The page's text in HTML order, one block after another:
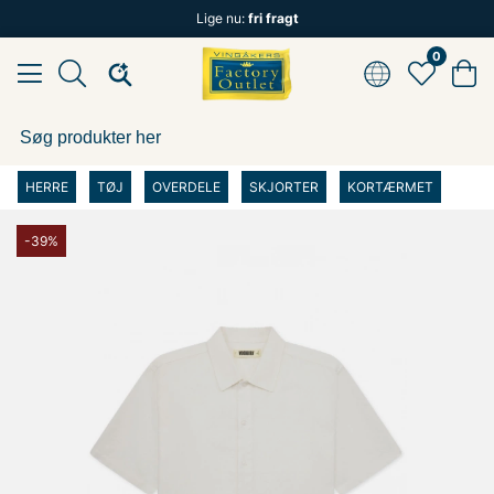
Lige nu: fri fragt
0
HERRE TØJ OVERDELE SKJORTER KORTÆRMET
-39%